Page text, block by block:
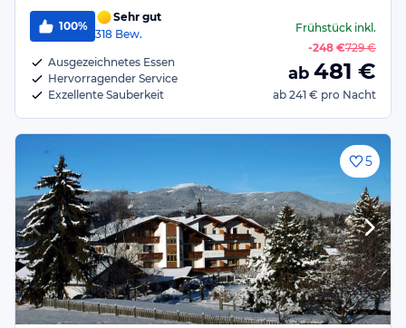
100%
Sehr gut
318 Bew.
Ausgezeichnetes Essen
Hervorragender Service
Exzellente Sauberkeit
Frühstückinkl.
-248 €729 €
ab 481 €
ab 241 € pro Nacht
5